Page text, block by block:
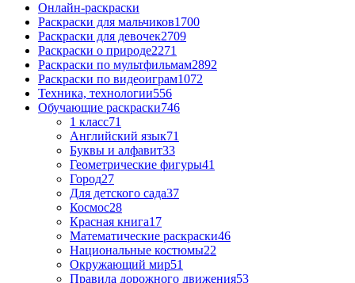
Онлайн-раскраски
Раскраски для мальчиков1700
Раскраски для девочек2709
Раскраски о природе2271
Раскраски по мультфильмам2892
Раскраски по видеоиграм1072
Техника, технологии556
Обучающие раскраски746
1 класс71
Английский язык71
Буквы и алфавит33
Геометрические фигуры41
Город27
Для детского сада37
Космос28
Красная книга17
Математические раскраски46
Национальные костюмы22
Окружающий мир51
Правила дорожного движения53